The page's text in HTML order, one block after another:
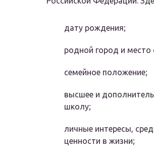
дату рождения;
родной город и место
семейное положение;
высшее и
школу;
личные интересы,
ценности в жизни;